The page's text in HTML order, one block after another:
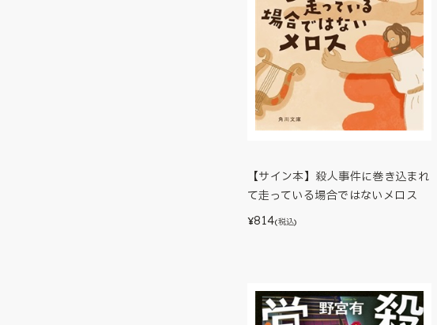
【サイン本】殺人事件に巻き込まれ
て走っている場合ではないメロス
¥814(税込)